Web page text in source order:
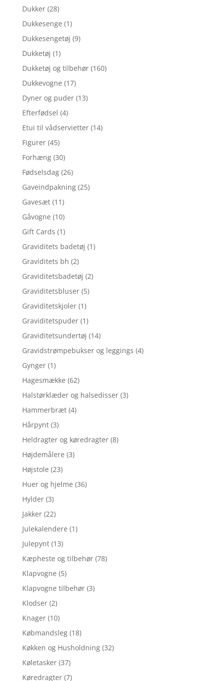
Dukker (28)
Dukkesenge (1)
Dukkesengetøj (9)
Dukketøj (1)
Dukketøj og tilbehør (160)
Dukkevogne (17)
Dyner og puder (13)
Efterfødsel (4)
Etui til vådservietter (14)
Figurer (45)
Forhæng (30)
Fødselsdag (26)
Gaveindpakning (25)
Gavesæt (11)
Gåvogne (10)
Gift Cards (1)
Graviditets badetøj (1)
Graviditets bh (2)
Graviditetsbadetøj (2)
Graviditetsbluser (5)
Graviditetskjoler (1)
Graviditetspuder (1)
Graviditetsundertøj (14)
Gravidstrømpebukser og leggings (4)
Gynger (1)
Hagesmække (62)
Halstørklæder og halsedisser (3)
Hammerbræt (4)
Hårpynt (3)
Heldragter og køredragter (8)
Højdemålere (3)
Højstole (23)
Huer og hjelme (36)
Hylder (3)
Jakker (22)
Julekalendere (1)
Julepynt (13)
Kæpheste og tilbehør (78)
Klapvogne (5)
Klapvogne tilbehør (3)
Klodser (2)
Knager (10)
Købmandsleg (18)
Køkken og Husholdning (32)
Køletasker (37)
Køredragter (7)